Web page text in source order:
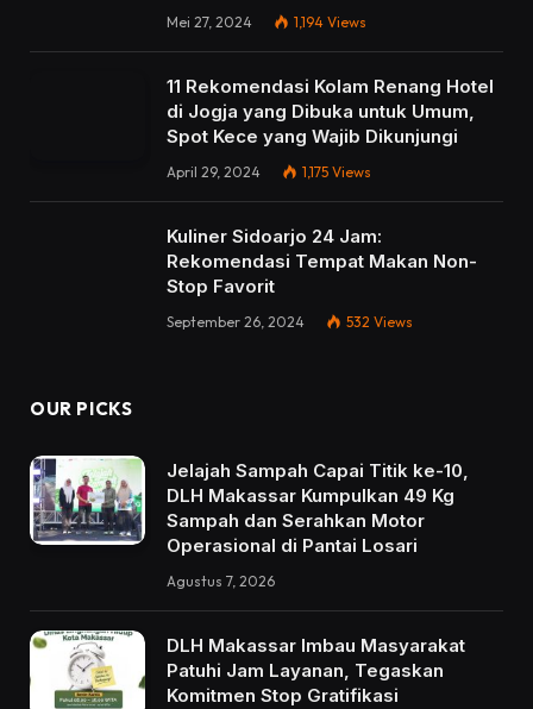
Mei 27, 2024 1,194 Views
11 Rekomendasi Kolam Renang Hotel
di Jogja yang Dibuka untuk Umum,
Spot Kece yang Wajib Dikunjungi
April 29, 2024 1,175 Views
Kuliner Sidoarjo 24 Jam:
Rekomendasi Tempat Makan Non-
Stop Favorit
September 26, 2024 532 Views
OUR PICKS
Jelajah Sampah Capai Titik ke-10,
DLH Makassar Kumpulkan 49 Kg
Sampah dan Serahkan Motor
Operasional di Pantai Losari
Agustus 7, 2026
DLH Makassar Imbau Masyarakat
Patuhi Jam Layanan, Tegaskan
Komitmen Stop Gratifikasi